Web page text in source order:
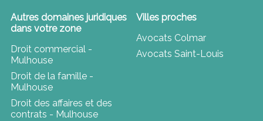
Autres domaines juridiques
dans votre zone
Droit commercial -
Mulhouse
Droit de la famille -
Mulhouse
Droit des affaires et des
contrats - Mulhouse
Villes proches
Avocats Colmar
Avocats Saint-Louis